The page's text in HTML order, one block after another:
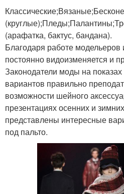
(арафатка, бактус, бандана).
Благодаря работе
постоянно видоизменяется и
Законодатели моды на
вариантов правильно
возможности шейного
презентациях осенних и
представлены интересные
под пальто.